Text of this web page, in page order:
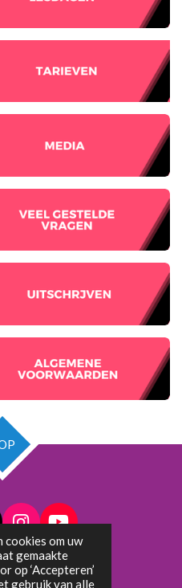
cookies om uw
gemaakte
op ‘Accepteren’
gebruik van alle
I
n
s
t
Y
o
u
T
voor jong en oud